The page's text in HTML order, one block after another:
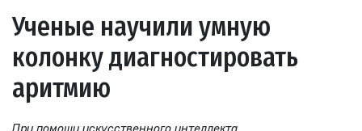
Ученые научили умную
колонку диагностировать
аритмию